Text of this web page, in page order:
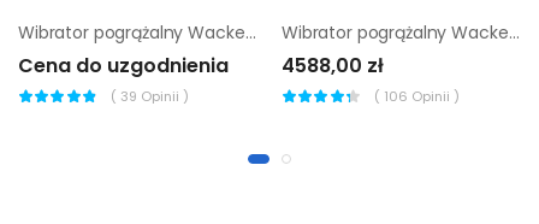
Wibrator pogrążalny Wacker Neuson HMS-Set 3A7
Cena do uzgodnienia
( 39 Opinii )
Wibrator pogrążalny Wacker Neuson IRflex 38/230/05 r
4588,00 zł
( 106 Opinii )